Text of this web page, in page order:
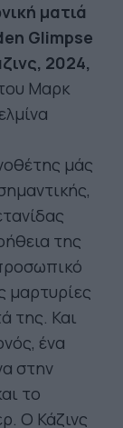
ματιά
Glimpse
2024,
Μαρκ
μάς
της
μαρτυρίες
της. Και
ένα
στην
το
Ο Κάζινς